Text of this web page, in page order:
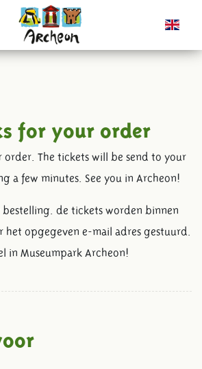
for your order
order. The tickets will be send to your
a few minutes. See you in Archeon!
bestelling. de tickets worden binnen
het opgegeven e-mail adres gestuurd.
in Museumpark Archeon!